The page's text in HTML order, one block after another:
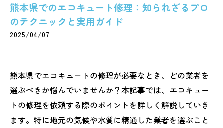
熊本県でのエコキュート修理：知られざるプロ
のテクニックと実用ガイド
2025/04/07
熊本県でエコキュートの修理が必要なとき、どの業者を
選ぶべきか悩んでいませんか？本記事では、エコキュー
トの修理を依頼する際のポイントを詳しく解説していき
ます。特に地元の気候や水質に精通した業者を選ぶこと